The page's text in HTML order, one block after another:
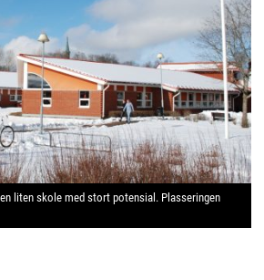
liten skole med stort potensial. Plasseringen